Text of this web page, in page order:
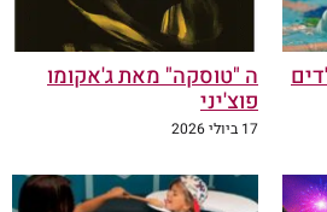
ה "טוסקה" מאת ג'אקומו
פוצ'יני
17 ביולי 2026